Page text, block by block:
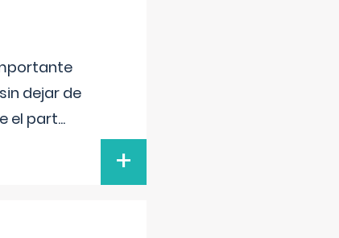
dejar de
el part...
+